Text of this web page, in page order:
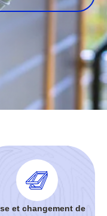
et changement de